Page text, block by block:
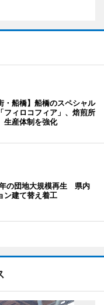
・船橋】船橋のスペシャル
フィロコフィア」、焙煎所
産体制を強化
の団地大規模再生 県内
ン建て替え着工